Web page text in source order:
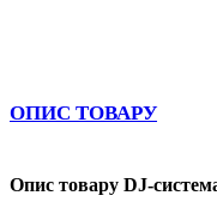
ОПИС ТОВАРУ
Опис товару DJ-